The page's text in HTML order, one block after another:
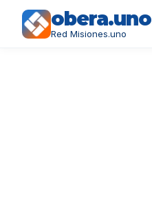
obera.uno
Red Misiones.uno